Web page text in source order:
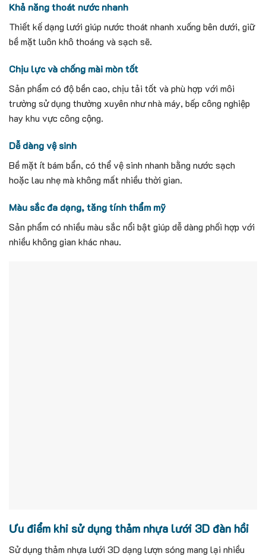
Khả năng thoát nước nhanh
Thiết kế dạng lưới giúp nước thoát nhanh xuống bên dưới, giữ
bề mặt luôn khô thoáng và sạch sẽ.
Chịu lực và chống mài mòn tốt
Sản phẩm có độ bền cao, chịu tải tốt và phù hợp với môi
trường sử dụng thường xuyên như nhà máy, bếp công nghiệp
hay khu vực công cộng.
Dễ dàng vệ sinh
Bề mặt ít bám bẩn, có thể vệ sinh nhanh bằng nước sạch
hoặc lau nhẹ mà không mất nhiều thời gian.
Màu sắc đa dạng, tăng tính thẩm mỹ
Sản phẩm có nhiều màu sắc nổi bật giúp dễ dàng phối hợp với
nhiều không gian khác nhau.
Ưu điểm khi sử dụng thảm nhựa lưới 3D đàn hồi
Sử dụng thảm nhựa lưới 3D dạng lượn sóng mang lại nhiều